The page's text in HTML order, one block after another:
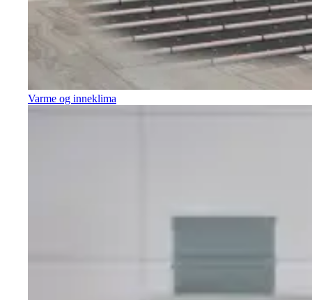
Varme og inneklima